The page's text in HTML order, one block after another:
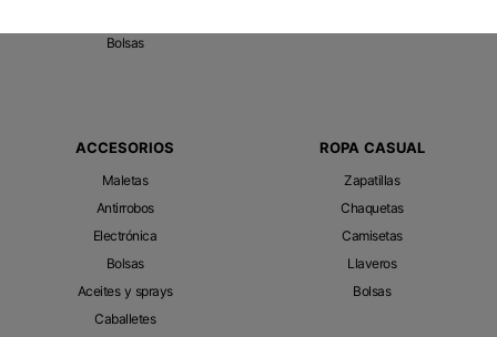
Bolsas
ACCESORIOS
Maletas
Antirrobos
Electrónica
Bolsas
Aceites y sprays
Caballetes
ROPA CASUAL
Zapatillas
Chaquetas
Camisetas
Llaveros
Bolsas